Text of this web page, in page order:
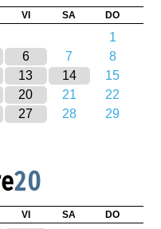
VI SA DO
1
6 7
8
13 14
15
20 21
22
27 28
29
20
VI SA DO